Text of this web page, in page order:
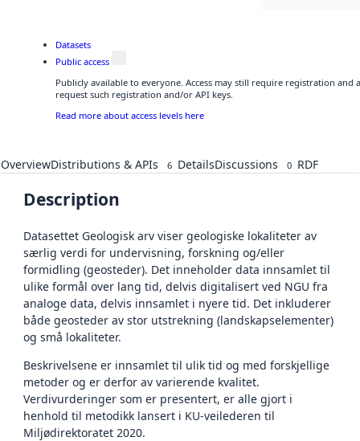
Datasets
Public access
Publicly available to everyone. Access may still require registration and
request such registration and/or API keys.
Read more about access levels here
OverviewDistributions & APIs 6 DetailsDiscussions 0 RDF
Description
Datasettet Geologisk arv viser geologiske lokaliteter av
særlig verdi for undervisning, forskning og/eller
formidling (geosteder). Det inneholder data innsamlet til
ulike formål over lang tid, delvis digitalisert ved NGU fra
analoge data, delvis innsamlet i nyere tid. Det inkluderer
både geosteder av stor utstrekning (landskapselementer)
og små lokaliteter.
Beskrivelsene er innsamlet til ulik tid og med forskjellige
metoder og er derfor av varierende kvalitet.
Verdivurderinger som er presentert, er alle gjort i
henhold til metodikk lansert i KU-veilederen til
Miljødirektoratet 2020.